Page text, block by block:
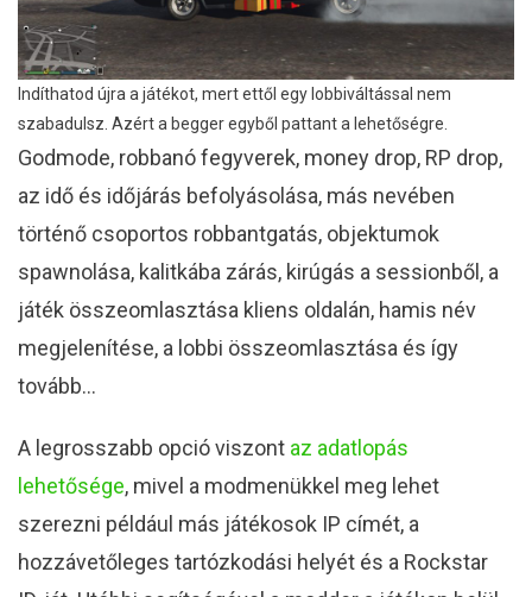
Indíthatod újra a játékot, mert ettől egy lobbiváltással nem
szabadulsz. Azért a begger egyből pattant a lehetőségre.
Godmode, robbanó fegyverek, money drop, RP drop,
az idő és időjárás befolyásolása, más nevében
történő csoportos robbantgatás, objektumok
spawnolása, kalitkába zárás, kirúgás a sessionből, a
játék összeomlasztása kliens oldalán, hamis név
megjelenítése, a lobbi összeomlasztása és így
tovább…
A legrosszabb opció viszont az adatlopás
lehetősége, mivel a modmenükkel meg lehet
szerezni például más játékosok IP címét, a
hozzávetőleges tartózkodási helyét és a Rockstar